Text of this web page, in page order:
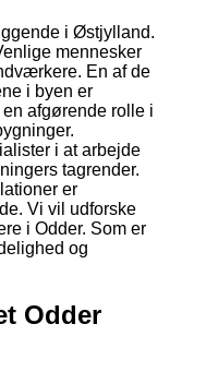
i Østjylland.
mennesker
En af de
i byen er
afgørende rolle i
i at arbejde
tagrender.
er
Vi vil udforske
i Odder. Som er
og
Odder